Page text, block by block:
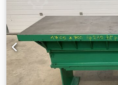
mediante variador Motor de